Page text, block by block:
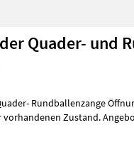
Quader- und
Öffnungsweite: 70cm bis 205cm
vorhandenen Zustand.